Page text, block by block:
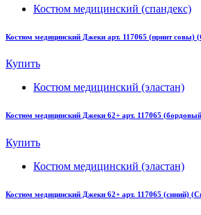
Костюм медицинский (спандекс)
Костюм медицинский Джеки арт. 117065 (принт совы)
Купить
Костюм медицинский (эластан)
Костюм медицинский Джеки 62+ арт. 117065
Купить
Костюм медицинский (эластан)
Костюм медицинский Джеки 62+ арт. 117065 (синий)